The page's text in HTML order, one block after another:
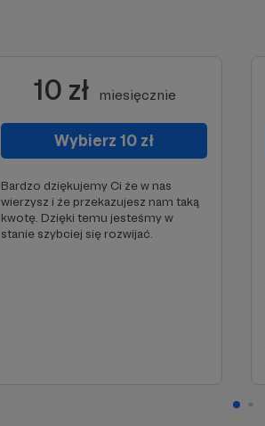
10 zł miesięcznie
Wybierz 10 zł
Bardzo dziękujemy Ci że w nas
wierzysz i że przekazujesz nam taką
kwotę. Dzięki temu jesteśmy w
stanie szybciej się rozwijać.